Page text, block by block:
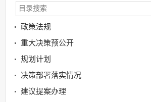
政策法规
重大决策预公开
规划计划
决策部署落实情况
建议提案办理